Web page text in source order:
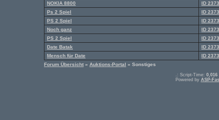
NOKIA 8800
ID 2373
Ps 2 Spiel
ID 2373
PS 2 Spiel
ID 2373
Noch ganz
ID 2373
PS 2 Spiel
ID 2373
Date Batak
ID 2373
Mensch für Date
ID 2373
Forum Übersicht » Auktions-Portal » Sonstiges
.: Script-Time: 0,016
Powered by ASP-